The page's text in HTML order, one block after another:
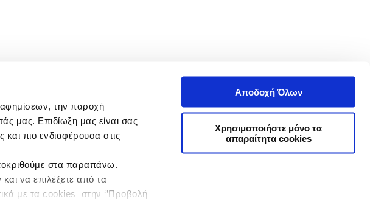
την παροχή
μας. Επιδίωξη μας είναι σας
και πιο ενδιαφέρουσα στις
στα παραπάνω.
να επιλέξετε από τα
με τα cookies στην ‘’Προβολή
Αποδοχή Όλων
Χρησιμοποιήστε μόνο τα
απαραίτητα cookies